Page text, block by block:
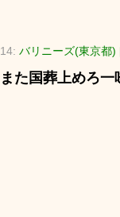
14: バリニーズ(東京都)
また国葬上めろ